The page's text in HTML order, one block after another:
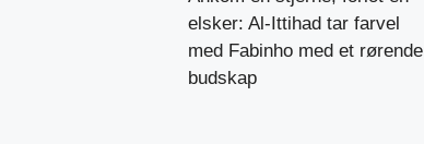
elsker: Al-Ittihad tar farvel
med Fabinho med et rørende
budskap